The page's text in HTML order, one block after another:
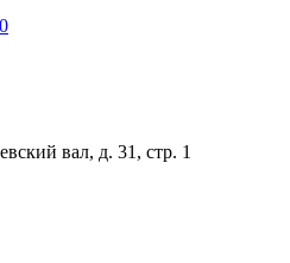
0
вал, д. 31, стр. 1